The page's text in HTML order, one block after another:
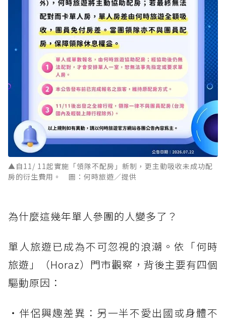
▲自11/ 11起實施「領隊不配房」新制，更主動吸收未成功配
房的衍生費用。 圖：何時旅遊／提供
為什麼這幾年單人參團的人變多了？
單人旅遊已成為不可忽視的浪潮。依「何時
旅遊」（Horaz）門市觀察，背後主要有四個
驅動原因：
・伴侶興趣差異：另一半不愛出國或身體不